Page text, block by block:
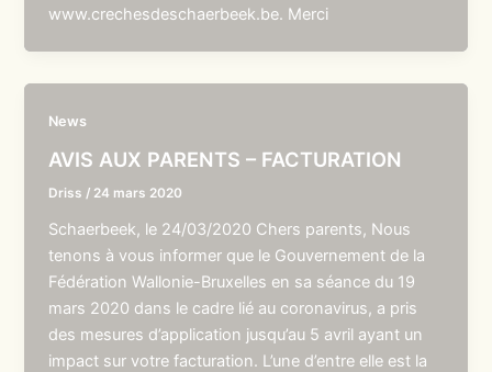
www.crechesdeschaerbeek.be. Merci
News
AVIS AUX PARENTS – FACTURATION
Driss / 24 mars 2020
Schaerbeek, le 24/03/2020 Chers parents, Nous
tenons à vous informer que le Gouvernement de la
Fédération Wallonie-Bruxelles en sa séance du 19
mars 2020 dans le cadre lié au coronavirus, a pris
des mesures d’application jusqu’au 5 avril ayant un
impact sur votre facturation. L’une d’entre elle est la